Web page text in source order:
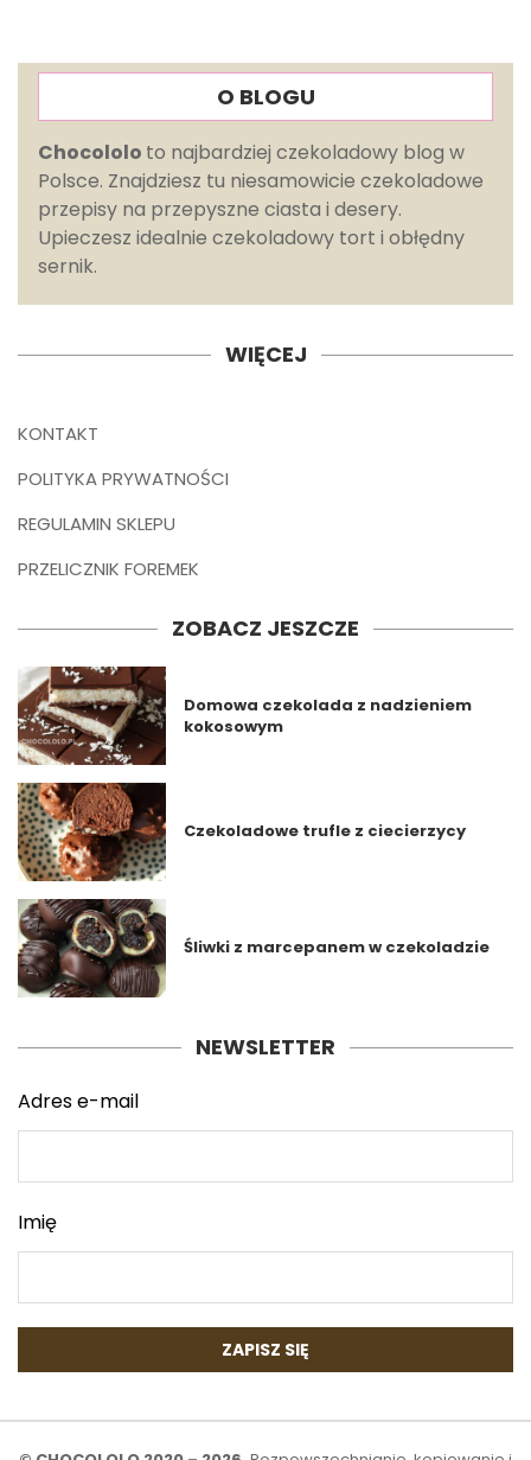
O BLOGU
Chocololo to najbardziej czekoladowy blog w
Polsce. Znajdziesz tu niesamowicie czekoladowe
przepisy na przepyszne ciasta i desery.
Upieczesz idealnie czekoladowy tort i obłędny
sernik.
WIĘCEJ
KONTAKT
POLITYKA PRYWATNOŚCI
REGULAMIN SKLEPU
PRZELICZNIK FOREMEK
ZOBACZ JESZCZE
Domowa czekolada z nadzieniem
kokosowym
Czekoladowe trufle z ciecierzycy
Śliwki z marcepanem w czekoladzie
NEWSLETTER
Adres e-mail
Imię